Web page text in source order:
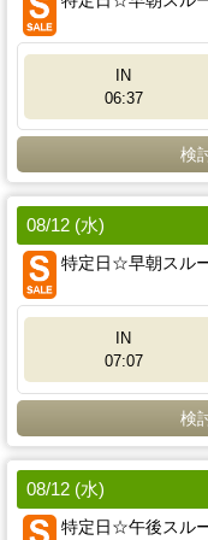
IN
06:37
検
08/12 (水)
特定日☆早朝スル
IN
07:07
検
08/12 (水)
特定日☆午後スル